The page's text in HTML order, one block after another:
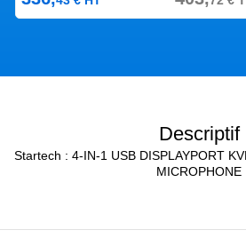
Descriptif
Startech : 4-IN-1 USB DISPLAYPORT
MICROPHONE